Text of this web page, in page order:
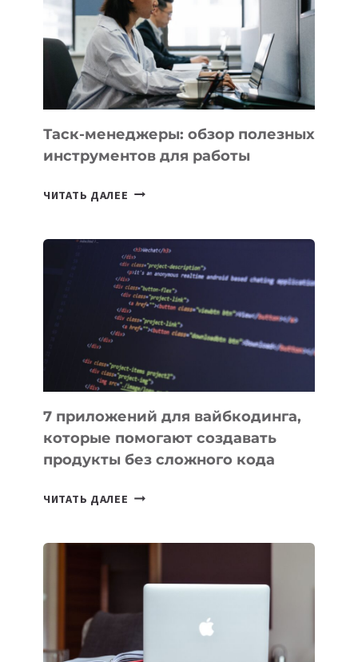
ПО
ИСКУССТВЕННОМУ
ИНТЕЛЛЕКТУ
Таск-менеджеры: обзор полезных
инструментов для работы
ЧИТАТЬ ДАЛЕЕ ТАСК-
ПОЛЕЗНЫХ
ИНСТРУМЕНТОВ
ДЛЯ
РАБОТЫ
7 приложений для вайбкодинга,
которые помогают создавать
продукты без сложного кода
ЧИТАТЬ ДАЛЕЕ 7
ПОМОГАЮТ
СОЗДАВАТЬ
БЕЗ